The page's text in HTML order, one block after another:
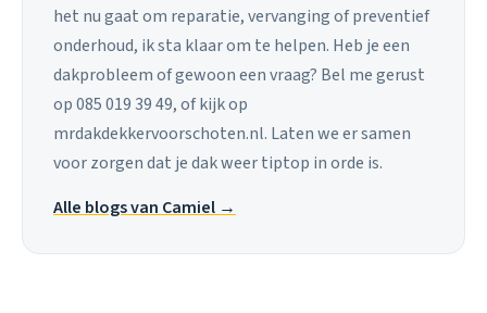
het nu gaat om reparatie, vervanging of preventief
onderhoud, ik sta klaar om te helpen. Heb je een
dakprobleem of gewoon een vraag? Bel me gerust
op 085 019 39 49, of kijk op
mrdakdekkervoorschoten.nl. Laten we er samen
voor zorgen dat je dak weer tiptop in orde is.
Alle blogs van Camiel →